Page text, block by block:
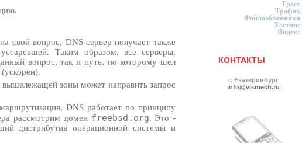
свой вопрос, DNS-сервер получает также
Таким образом, все серверы,
вопрос, так и путь, по которому шел
зоны может направить запрос
DNS работает по принципу
рассмотрим домен freebsd.org. Это -
дистрибутив операционной системы и
Траст
Трафик
Файлообменники
Хостинг
Яндекс
КОНТАКТЫ
г. Екатеринбург
info@vismech.ru